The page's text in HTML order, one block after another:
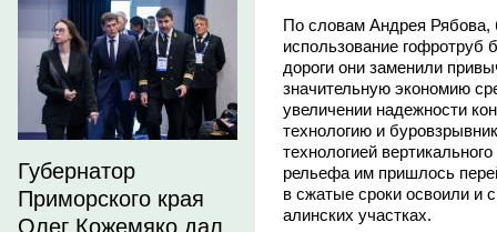
Губернатор
Приморского края
Олег Кожемяко дал
По словам Андрея
использование гофротруб
дороги они заменили
значительную экономию
увеличении надежности
технологию и
технологией
рельефа им пришлось
в сжатые сроки освоили и
алинских участках.